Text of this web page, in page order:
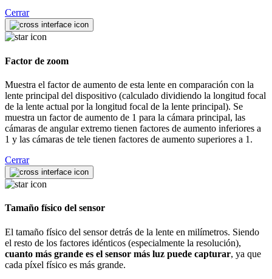
Cerrar
Factor de zoom
Muestra el factor de aumento de esta lente en comparación con la
lente principal del dispositivo (calculado dividiendo la longitud focal
de la lente actual por la longitud focal de la lente principal). Se
muestra un factor de aumento de 1 para la cámara principal, las
cámaras de angular extremo tienen factores de aumento inferiores a
1 y las cámaras de tele tienen factores de aumento superiores a 1.
Cerrar
Tamaño físico del sensor
El tamaño físico del sensor detrás de la lente en milímetros. Siendo
el resto de los factores idénticos (especialmente la resolución),
cuanto más grande es el sensor más luz puede capturar, ya que
cada píxel físico es más grande.